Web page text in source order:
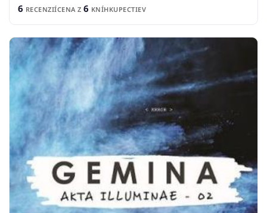
6 RECENZIÍCENA Z 6 KNÍHKUPECTIEV